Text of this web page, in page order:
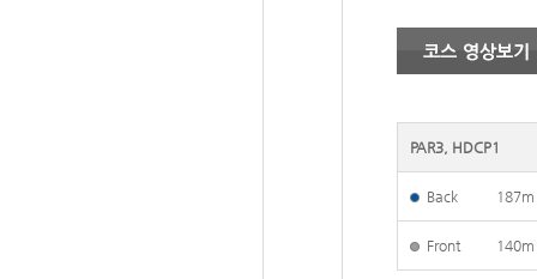
PAR3, HDCP1
Back 187m
Front 140m